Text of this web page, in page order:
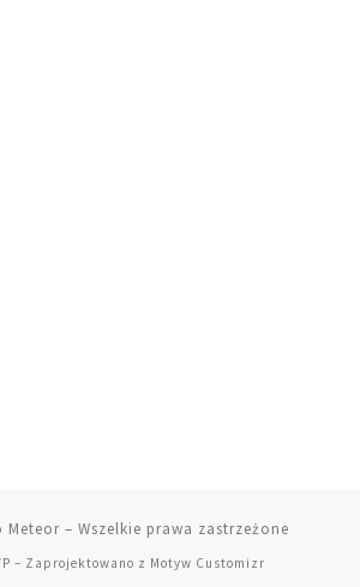
Meteor– Wszelkie prawa zastrzeżone
– Zaprojektowano z Motyw Customizr